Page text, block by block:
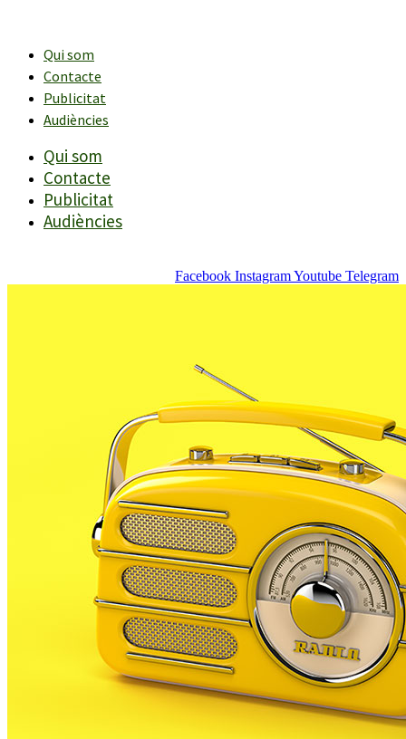
contingutQui som
Contacte
Publicitat
Audiències
Qui som
Contacte
Publicitat
Audiències
Facebook InstagramYoutube Telegram